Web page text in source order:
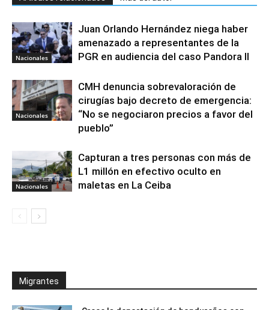
Nacionales
Juan Orlando Hernández niega haber
amenazado a representantes de la
PGR en audiencia del caso Pandora II
Nacionales
CMH denuncia sobrevaloración de
cirugías bajo decreto de emergencia:
“No se negociaron precios a favor del
pueblo”
Nacionales
Capturan a tres personas con más de
L1 millón en efectivo oculto en
maletas en La Ceiba
Migrantes